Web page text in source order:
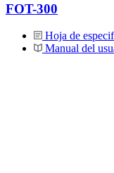
FOT-300
Hoja de
Manual del